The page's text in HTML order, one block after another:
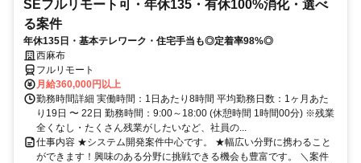
SEフルリモート可・年休135・有休100%消化・選べ
る案件
年休135日・基本テレワーク・住宅手当も◎定着率98%◎
西麻布
フルリモート
月給360,000円以上
勤務時間詳細 実働時間：1日あたり8時間 平均勤務日数：1ヶ月あた
り19日 〜 22日 勤務時間：9:00～18:00 (休憩時間 1時間00分) ※残業
全くなし・たくさん残業がしたいなど、社員の...
仕事内容 ★システム開発案件中心です。 ★幅広い分野に携わること
ができます！興味のある分野に挑戦できる機会も豊富です。 ＼案件